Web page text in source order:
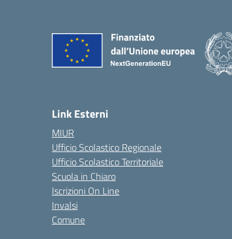
Link Esterni
MIUR
Ufficio Scolastico Regionale
Ufficio Scolastico Territoriale
Scuola in Chiaro
Iscrizioni On Line
Invalsi
Comune